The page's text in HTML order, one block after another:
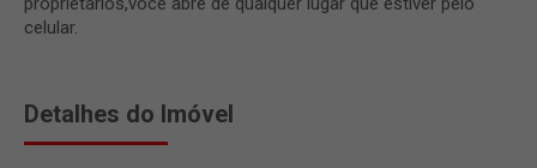
celular.
Detalhes do Imóvel